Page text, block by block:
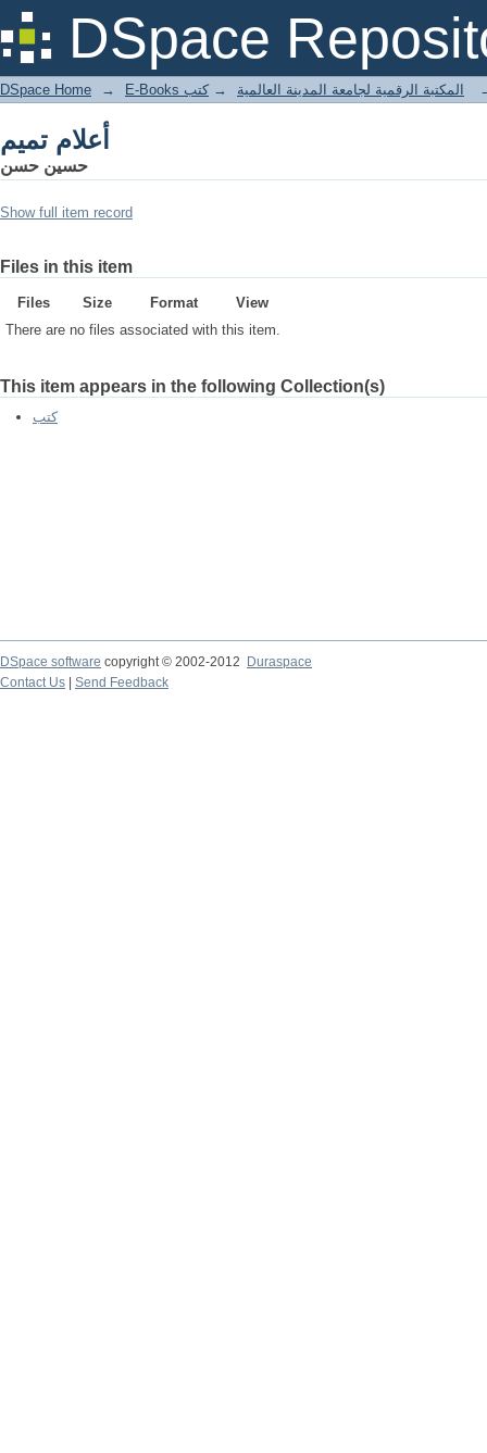
DSpaceأعلام تميم
DSpace Home → E-Books المكتبة الرقمية لجامعة المدينة العالمية → كتب
أعلام تميم
حسين حسن
Show full item record
Files in this item
Files Size Format
View
There are no files associated with this item.
This item appears in the following Collection(s)
كتب
DSpace software copyright © 2002-2012
Duraspace
Contact Us
Send Feedback